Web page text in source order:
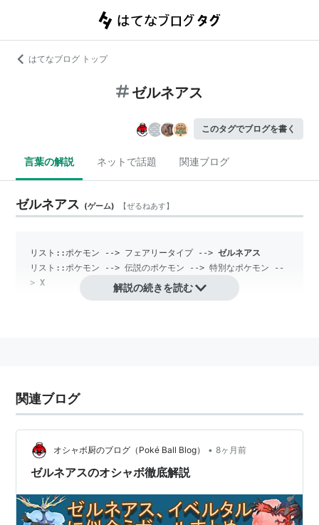
はてなブログ トップ
ゼルネアス
このタグでブログを書く
言葉の解説 ネットで話題 関連ブログ
ゼルネアス (ゲーム) 【ぜるねあす】
リスト::ポケモン --> フェアリータイプ --> ゼルネアス
リスト::ポケモン
--> 伝説のポケモン --> 特別なポケモン --
> X
ベルタルと対になっている。
1000年の寿命が尽きるとき、自らの命を周りの人やポ
復活する、シカのような姿のポケモン。
専用技として1ターンチャージし、2ターン目に特攻・特
防・素早さを2段階ずつ上げる「ジオコントロール」を
持つ。他にもタイプ一致の「ムーンフォース」、他タイ
解説の続きを読む
関連ブログ
オシャボ厨のブログ（Poké Ball Blog） • 8ヶ月前
ゼルネアスのオシャボ徹底解説